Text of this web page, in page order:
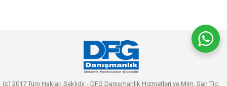
(c) 2017 Tüm Hakları Saklıdır - DFG Danışmanlık Hizmetleri ve Mim. San Tic.